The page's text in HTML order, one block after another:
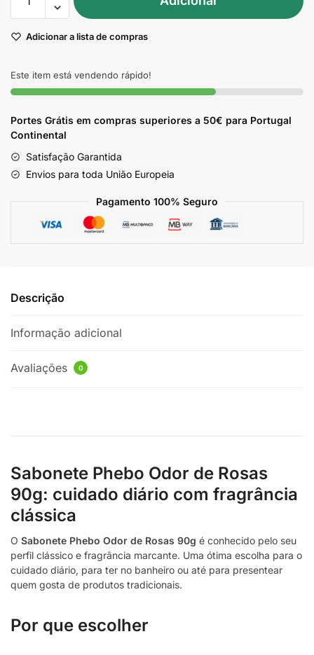
Phebo
90g
Adicionar a lista de compras
Este item está vendendo rápido!
Portes Grátis em compras superiores a 50€ para Portugal
Continental
Satisfação Garantida
Envios para toda União Europeia
Pagamento 100% Seguro
Descrição
Informação adicional
Avaliações 0
Sabonete Phebo Odor de Rosas
90g: cuidado diário com fragrância
clássica
O Sabonete Phebo Odor de Rosas 90g é conhecido pelo seu
perfil clássico e fragrância marcante. Uma ótima escolha para o
cuidado diário, para ter no banheiro ou até para presentear
quem gosta de produtos tradicionais.
Por que escolher